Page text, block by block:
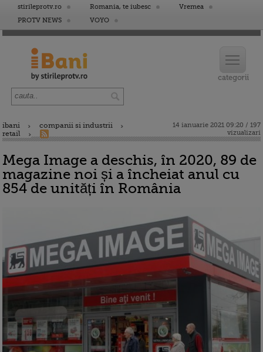
stirileprotv.ro Romania, te iubesc
Vremea
PROTV NEWS
VOYO
ibani
companii si industrii
retail
14 ianuarie 2021 09:20 / 197
vizualizari
Mega Image a deschis, în 2020, 89 de
magazine noi și a încheiat anul cu
854 de unități în România